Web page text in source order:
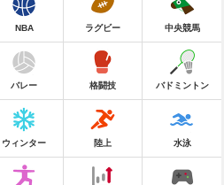
NBA ラグビー 中央競馬
バレー 格闘技 バドミントン
ウィンター 陸上 水泳